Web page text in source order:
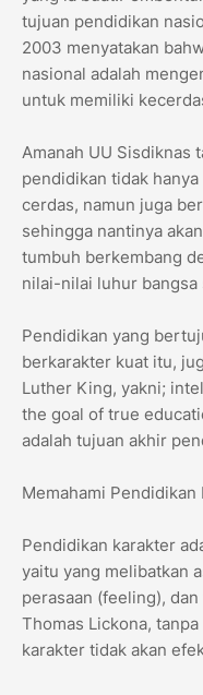
tujuan pendidikan
2003 menyatakan
nasional adalah
untuk memiliki
Amanah UU Sisdiknas
pendidikan tidak
cerdas, namun juga
sehingga nantinya
tumbuh berkembang
nilai-nilai luhur bangsa
Pendidikan yang
berkarakter kuat itu,
Luther King, yakni;
the goal of true
adalah tujuan akhir
Memahami Pendidikan
Pendidikan karakter
yaitu yang melibatkan
perasaan (feeling),
Thomas Lickona,
karakter tidak akan